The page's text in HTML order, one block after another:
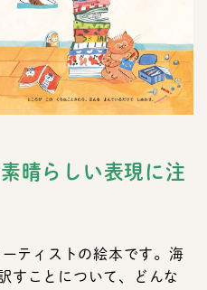
晴らしい表現に注
ティストの絵本です。海
すことについて、どんな